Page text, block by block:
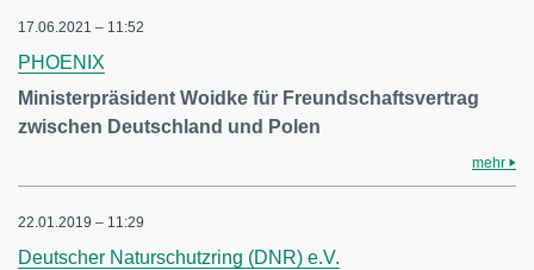
17.06.2021 – 11:52
PHOENIX
Ministerpräsident Woidke für Freundschaftsvertrag
zwischen Deutschland und Polen
mehr
22.01.2019 – 11:29
Deutscher Naturschutzring (DNR) e.V.